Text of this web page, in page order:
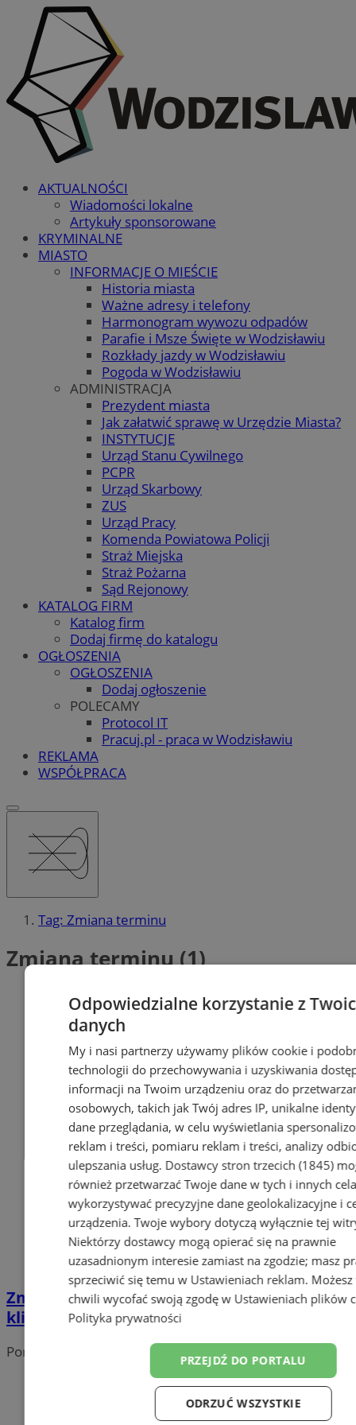
AKTUALNOŚCI
Wiadomości lokalne
Artykuły sponsorowane
KRYMINALNE
MIASTO
INFORMACJE O MIEŚCIE
Historia miasta
Ważne adresy i telefony
Harmonogram wywozu odpadów
Parafie i Msze Święte w Wodzisławiu
Rozkłady jazdy w Wodzisławiu
Pogoda w Wodzisławiu
ADMINISTRACJA
Prezydent miasta
Jak załatwić sprawę w Urzędzie Miasta?
INSTYTUCJE
Urząd Stanu Cywilnego
PCPR
Urząd Skarbowy
ZUS
Urząd Pracy
Komenda Powiatowa Policji
Straż Miejska
Straż Pożarna
Sąd Rejonowy
KATALOG FIRM
Katalog firm
Dodaj firmę do katalogu
OGŁOSZENIA
OGŁOSZENIA
Dodaj ogłoszenie
POLECAMY
Protocol IT
Pracuj.pl - praca w Wodzisławiu
REKLAMA
WSPÓŁPRACA
Tag: Zmiana terminu
Zmiana terminu (1)
Zmiana terminu i miejsca imprezy "W
klimacie PRL"
Portal należy do sieci
Odpowiedzialne korzystanie z
danych
My i nasi partnerzy używamy plików cookie i
technologii do przechowywania i uzyskiwania
informacji na Twoim urządzeniu oraz do
osobowych, takich jak Twój adres IP, unikalne
dane przeglądania, w celu wyświetlania
reklam i treści, pomiaru reklam i treści, analizy
ulepszania usług. Dostawcy stron trzecich (1845)
również przetwarzać Twoje dane w tych i innych
wykorzystywać precyzyjne dane geolokalizacyjne i
urządzenia. Twoje wybory dotyczą wyłącznie tej
Niektórzy dostawcy mogą opierać się na prawnie
uzasadnionym interesie zamiast na zgodzie; masz
sprzeciwić się temu w Ustawieniach reklam.
chwili wycofać swoją zgodę w Ustawieniach plików
Polityka prywatności
PRZEJDŹ DO PORTALU
ODRZUĆ WSZYSTKIE